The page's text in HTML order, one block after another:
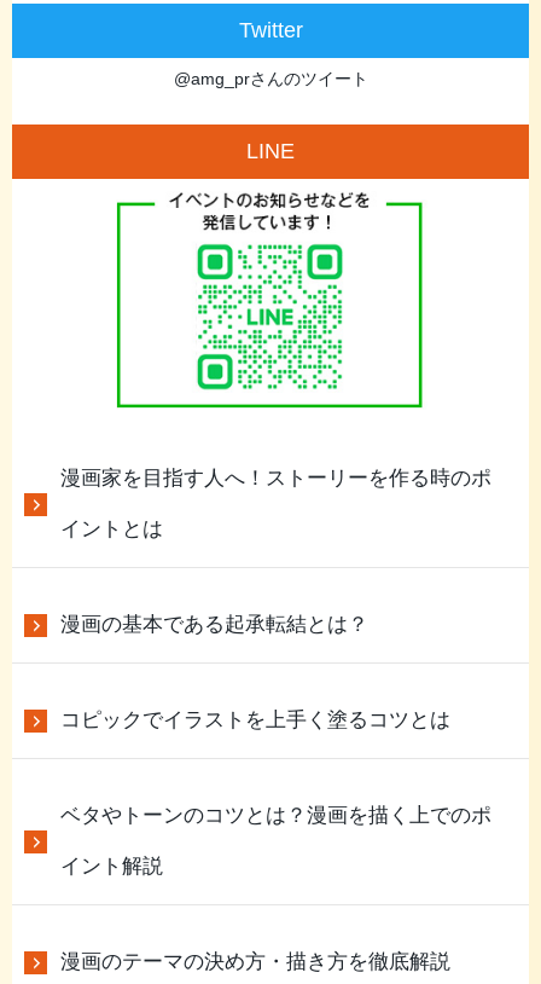
Twitter
@amg_prさんのツイート
LINE
漫画家を目指す人へ！ストーリーを作る時のポ
イントとは
漫画の基本である起承転結とは？
コピックでイラストを上手く塗るコツとは
ベタやトーンのコツとは？漫画を描く上でのポ
イント解説
漫画のテーマの決め方・描き方を徹底解説